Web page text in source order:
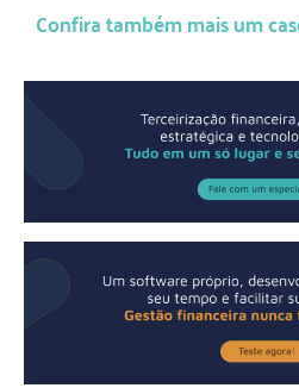
Confira também mais um